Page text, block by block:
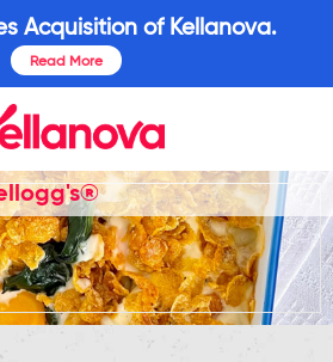
Acquisition of Kellanova.
Read More